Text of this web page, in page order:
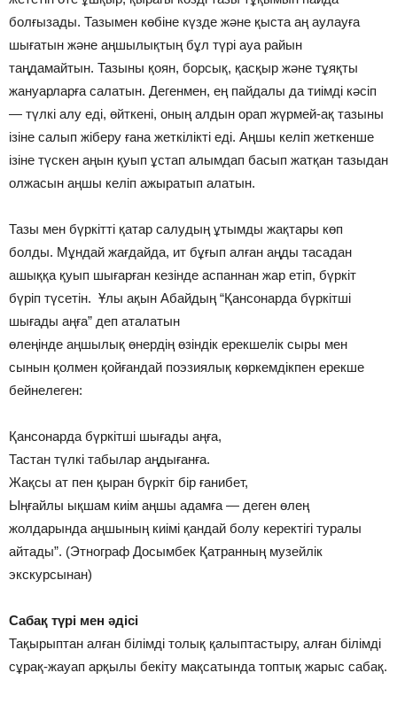
болғызады. Тазымен көбiне күзде және қыста аң аулауға
шығатын және аңшылықтың бұл түрi ауа райын
таңдамайтын. Тазыны қоян, борсық, қасқыр және тұяқты
жануарларға салатын. Дегенмен, ең пайдалы да тиiмдi кәсіп
— түлкi алу едi, өйткенi, оның алдын орап жүрмей-ақ тазыны
iзiне салып жiберу ғана жеткiлiктi едi. Аңшы келiп жеткенше
iзiне түскен аңын қуып ұстап алымдап басып жатқан тазыдан
олжасын аңшы келiп ажыратып алатын.
Тазы мен бүркiттi қатар салудың ұтымды жақтары көп
болды. Мұндай жағдайда, ит бұғып алған аңды тасадан
ашыққа қуып шығарған кезiнде аспаннан жар етiп, бүркiт
бүрiп түсетiн. Ұлы ақын Абайдың “Қансонарда бүркітші
шығады аңға” деп аталатын
өлеңінде аңшылық өнердің өзіндік ерекшелік сыры мен
сынын қолмен қойғандай поэзиялық көркемдікпен ерекше
бейнелеген:
Қансонарда бүркітші шығады аңға,
Тастан түлкі табылар аңдығанға.
Жақсы ат пен қыран бүркіт бір ғанибет,
Ыңғайлы ықшам киім аңшы адамға — деген өлең
жолдарында аңшының киімі қандай болу керектігі туралы
айтады”. (Этнограф Досымбек Қатранның музейлік
экскурсынан)
Сабақ түрі мен әдісі
Тақырыптан алған білімді толық қалыптастыру, алған білімді
сұрақ-жауап арқылы бекіту мақсатында топтық жарыс сабақ.